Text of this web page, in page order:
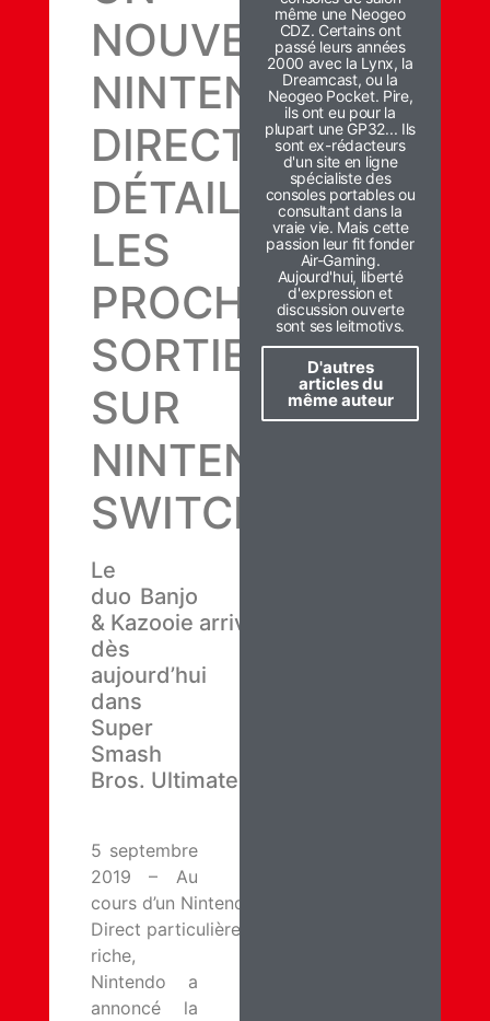
NOUVEAU
NINTENDO
DIRECT
DÉTAILLE
LES
PROCHAINES
SORTIES
SUR
NINTENDO
SWITCH
Le
duo Banjo
& Kazooie arrive
dès
aujourd’hui
dans
Super
Smash
Bros. Ultimate
5 septembre
2019 – Au
cours d’un Nintendo
Direct particulièrement
riche,
Nintendo a
annoncé la
même une Neogeo
CDZ. Certains ont
passé leurs années
2000 avec la Lynx, la
Dreamcast, ou la
Neogeo Pocket. Pire,
ils ont eu pour la
plupart une GP32... Ils
sont ex-rédacteurs
d'un site en ligne
spécialiste des
consoles portables ou
consultant dans la
vraie vie. Mais cette
passion leur fit fonder
Air-Gaming.
Aujourd'hui, liberté
d'expression et
discussion ouverte
sont ses leitmotivs.
D'autres
articles du
même auteur